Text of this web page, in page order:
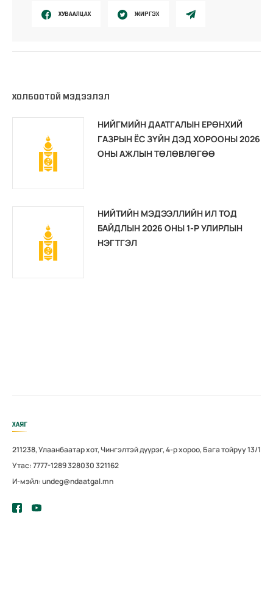
ХУВААЛЦАХ ЖИРГЭХ
ХОЛБООТОЙ МЭДЭЭЛЭЛ
НИЙГМИЙН ДААТГАЛЫН ЕРӨНХИЙ
ГАЗРЫН ЁС ЗҮЙН ДЭД ХОРООНЫ 2026
ОНЫ АЖЛЫН ТӨЛӨВЛӨГӨӨ
НИЙТИЙН МЭДЭЭЛЛИЙН ИЛ ТОД
БАЙДЛЫН 2026 ОНЫ 1-Р УЛИРЛЫН
НЭГТГЭЛ
ХАЯГ
211238, Улаанбаатар хот, Чингэлтэй дүүрэг, 4-р хороо, Бага тойруу 13/1
Утас: 7777-1289 328030 321162
И-мэйл: undeg@ndaatgal.mn